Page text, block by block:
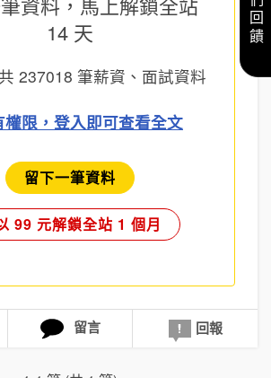
14 天
237018 筆薪資、面試資料
權限，登入即可查看全文
留下一筆資料
99 元解鎖全站 1 個月
留言 回報